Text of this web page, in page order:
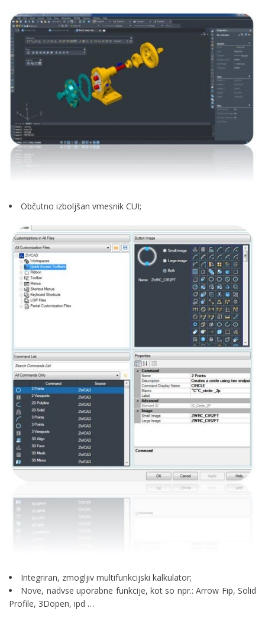
Občutno izboljšan vmesnik CUI;
Integriran, zmogljiv multifunkcijski kalkulator;
Nove, nadvse uporabne funkcije, kot so npr.: Arrow Fip, Solid
Profile, 3Dopen, ipd …